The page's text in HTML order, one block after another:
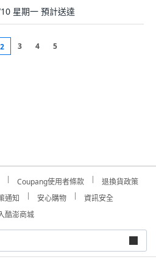
星期一 預計送達
2 3 4 5
Coupang使用者條款
退換貨政策
通知 安心購物
資訊安全
酷澎商城